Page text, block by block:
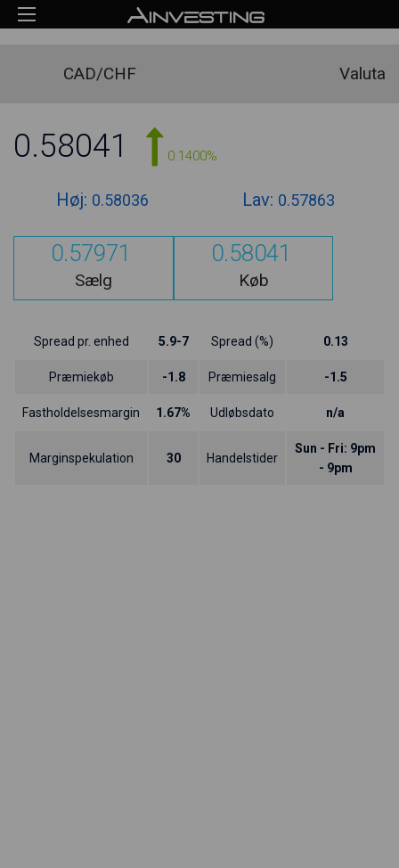
CAD/CHF Valuta
0.58041 0.1400%
Høj: 0.58036 Lav: 0.57863
0.57971
Sælg
0.58041
Køb
Spread pr. enhed 5.9-7 Spread (%) 0.13
Præmiekøb -1.8 Præmiesalg -1.5
Fastholdelsesmargin 1.67% Udløbsdato n/a
Marginspekulation 30 Handelstider
Sun - Fri: 9pm
- 9pm